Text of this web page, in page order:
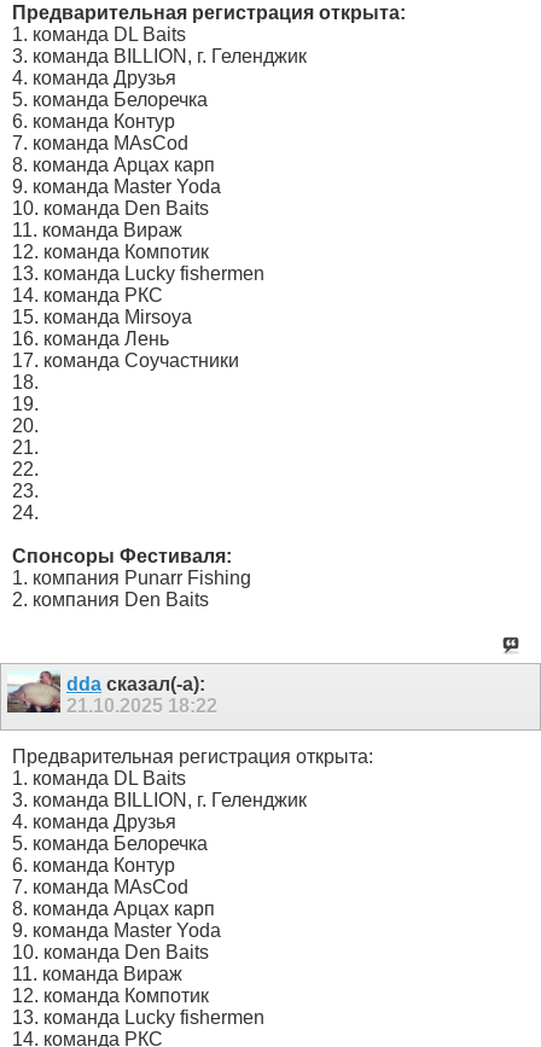
Предварительная регистрация открыта:
1. команда DL Baits
3. команда BILLION, г. Геленджик
4. команда Друзья
5. команда Белоречка
6. команда Контур
7. команда MAsCod
8. команда Арцах карп
9. команда Master Yoda
10. команда Den Baits
11. команда Вираж
12. команда Компотик
13. команда Lucky fishermen
14. команда РКС
15. команда Mirsoya
16. команда Лень
17. команда Соучастники
18.
19.
20.
21.
22.
23.
24.
Спонсоры Фестиваля:
1. компания Punarr Fishing
2. компания Den Baits
dda сказал(-а):
21.10.2025 18:22
Предварительная регистрация открыта:
1. команда DL Baits
3. команда BILLION, г. Геленджик
4. команда Друзья
5. команда Белоречка
6. команда Контур
7. команда MAsCod
8. команда Арцах карп
9. команда Master Yoda
10. команда Den Baits
11. команда Вираж
12. команда Компотик
13. команда Lucky fishermen
14. команда РКС